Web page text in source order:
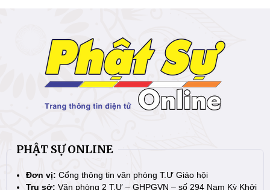
PHẬT SỰ ONLINE
Đơn vị: Cổng thông tin văn phòng T.Ư Giáo hội
Trụ sở: Văn phòng 2 T.Ư – GHPGVN – số 294 Nam Kỳ Khởi